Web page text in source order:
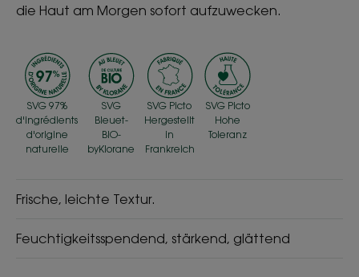
die Haut am Morgen sofort aufzuwecken.
SVG 97%
d'ingrédients
d'origine
naturelle
SVG
Bleuet-
BIO-
byKlorane
SVG Picto
Hergestellt
in
Frankreich
SVG Picto
Hohe
Toleranz
Frische, leichte Textur.
Feuchtigkeitsspendend, stärkend, glättend